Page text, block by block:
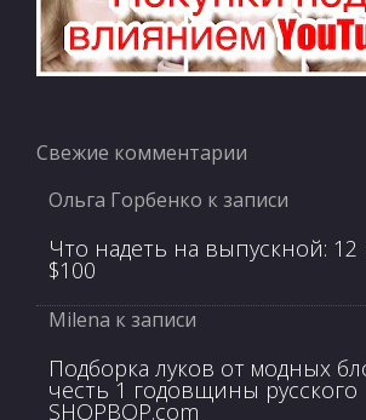
Свежие комментарии
Ольга Горбенко к записи
Что надеть на выпускной: 12
$100
Milena к записи
Подборка луков от модных
честь 1 годовщины русского
SHOPBOP.com